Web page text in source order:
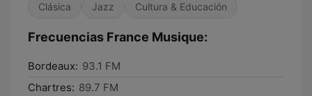
Clásica Jazz Cultura & Educación
Frecuencias France Musique:
Bordeaux: 93.1 FM
Chartres: 89.7 FM